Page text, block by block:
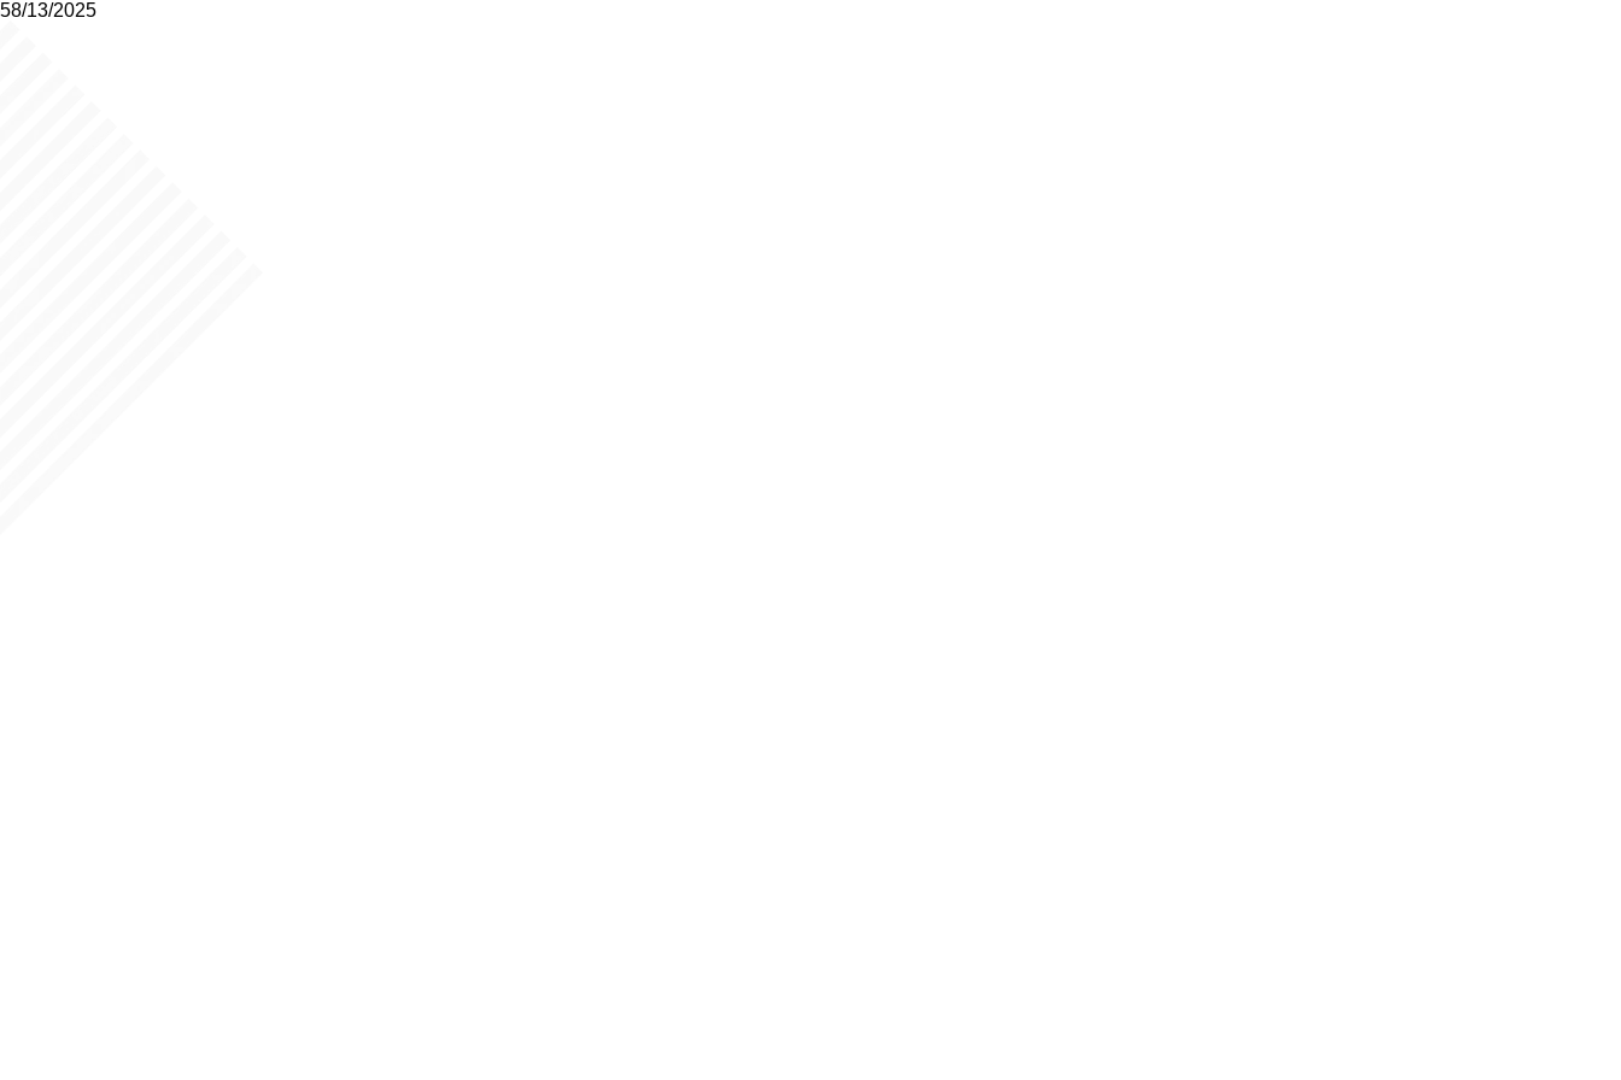
58/13/2025